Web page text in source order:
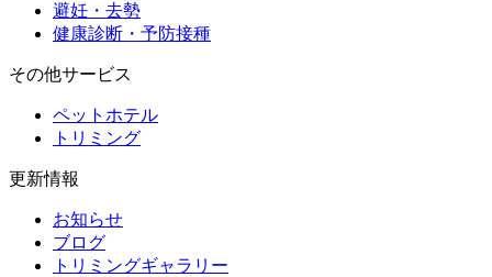
避妊・去勢
健康診断・予防接種
その他サービス
ペットホテル
トリミング
更新情報
お知らせ
ブログ
トリミングギャラリー